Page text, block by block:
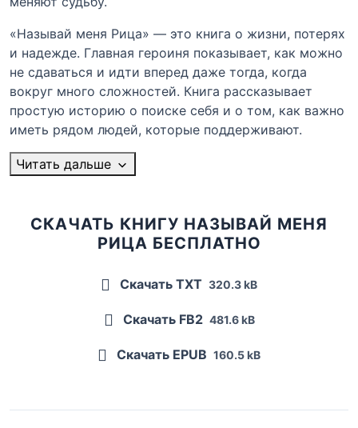
«Называй меня Рица» — это книга о жизни, потерях
и надежде. Главная героиня показывает, как можно
не сдаваться и идти вперед даже тогда, когда
вокруг много сложностей. Книга рассказывает
простую историю о поиске себя и о том, как важно
иметь рядом людей, которые поддерживают.
Читать дальше
СКАЧАТЬ КНИГУ НАЗЫВАЙ МЕНЯ
РИЦА БЕСПЛАТНО
Скачать TXT 320.3 kB
Скачать FB2 481.6 kB
Скачать EPUB 160.5 kB